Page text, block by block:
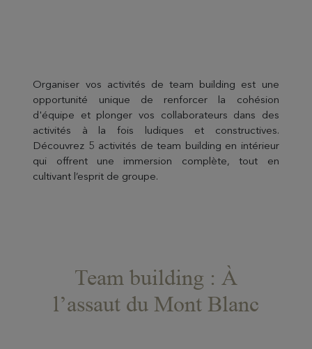
Organiser vos activités de team building est une
opportunité unique de renforcer la cohésion
d'équipe et plonger vos collaborateurs dans des
activités à la fois ludiques et constructives.
Découvrez 5 activités de team building en intérieur
qui offrent une immersion complète, tout en
cultivant l’esprit de groupe.
Team building : À
l’assaut du Mont Blanc